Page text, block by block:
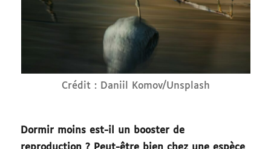
Crédit : Daniil Komov/Unsplash
Dormir moins est-il un booster de